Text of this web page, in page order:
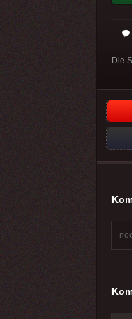
Die